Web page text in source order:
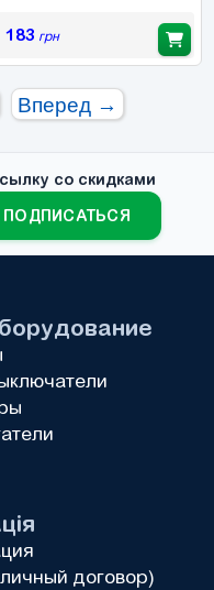
183 грн
Вперед →
со скидками
ПОДПИСАТЬСЯ
договор)